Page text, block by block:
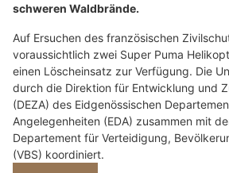
schweren Waldbrände.
Auf Ersuchen des französischen
voraussichtlich zwei Super Puma
einen Löscheinsatz zur Verfügung. Die
durch die Direktion für Entwicklung und
(DEZA) des Eidgenössischen
Angelegenheiten (EDA) zusammen mit
Departement für Verteidigung,
(VBS) koordiniert.